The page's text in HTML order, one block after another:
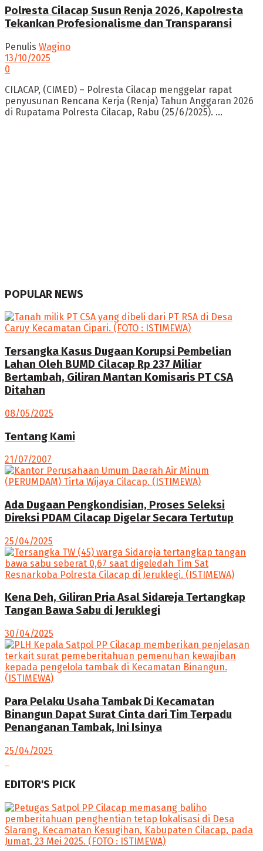
Polresta Cilacap Susun Renja 2026, Kapolresta
Tekankan Profesionalisme dan Transparansi
Penulis Wagino
13/10/2025
0
CILACAP, (CIMED) – Polresta Cilacap menggelar rapat
penyusunan Rencana Kerja (Renja) Tahun Anggaran 2026
di Rupatama Polresta Cilacap, Rabu (25/6/2025). ...
POPULAR NEWS
Tersangka Kasus Dugaan Korupsi Pembelian
Lahan Oleh BUMD Cilacap Rp 237 Miliar
Bertambah, Giliran Mantan Komisaris PT CSA
Ditahan
08/05/2025
Tentang Kami
21/07/2007
Ada Dugaan Pengkondisian, Proses Seleksi
Direksi PDAM Cilacap Digelar Secara Tertutup
25/04/2025
Kena Deh, Giliran Pria Asal Sidareja Tertangkap
Tangan Bawa Sabu di Jeruklegi
30/04/2025
Para Pelaku Usaha Tambak Di Kecamatan
Binangun Dapat Surat Cinta dari Tim Terpadu
Penanganan Tambak, Ini Isinya
25/04/2025
EDITOR'S PICK